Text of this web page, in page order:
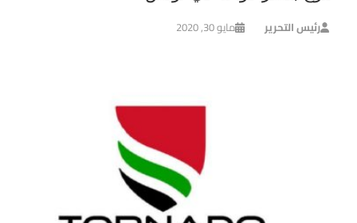
رئيس التحرير مايو 30, 2020